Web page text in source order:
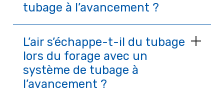
tubage à l’avancement ?
L’air s’échappe-t-il du tubage
lors du forage avec un
système de tubage à
l’avancement ?